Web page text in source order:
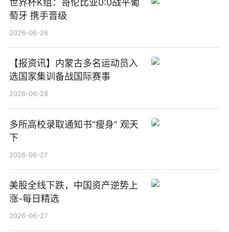
萄牙 携手晋级
2026-06-28
【报资讯】内蒙古多名运动员入
选国家集训备战国际赛事
2026-06-28
多所高校录取通知书“瘦身” 观天
下
2026-06-27
美股全线下跌，中国资产逆势上
涨-每日精选
2026-06-27